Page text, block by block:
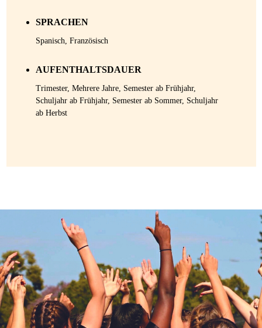
SPRACHEN
Spanisch, Französisch
AUFENTHALTSDAUER
Trimester, Mehrere Jahre, Semester ab Frühjahr,
Schuljahr ab Frühjahr, Semester ab Sommer, Schuljahr
ab Herbst